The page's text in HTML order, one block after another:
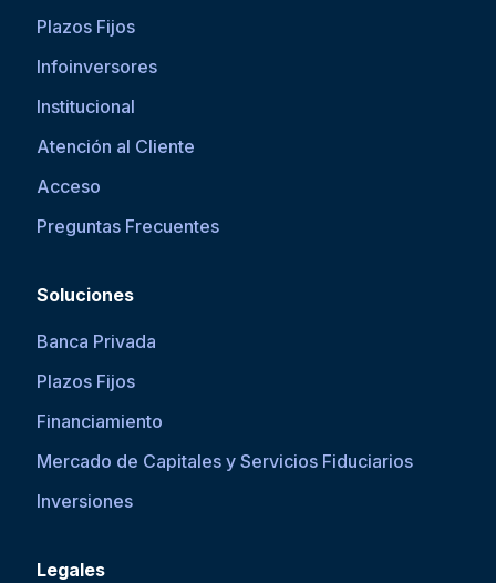
Plazos Fijos
Infoinversores
Institucional
Atención al Cliente
Acceso
Preguntas Frecuentes
Soluciones
Banca Privada
Plazos Fijos
Financiamiento
Mercado de Capitales y Servicios Fiduciarios
Inversiones
Legales